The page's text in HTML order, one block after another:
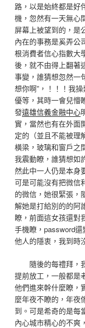
路，以是始終都是好
機，忽然有一天無心
屏幕上被望到的，是
內在的事務是奚弄公
根消費者信心指數大
後，就不由得上翻著
事變，誰猜想忽然一
想你啊”，！！！我
優等，其時一會兒懵
發遠雄信義金融中心
實，當然也有在外面
定的（並且不能被理
橫梁，玻璃和窗戶之
我震動瞭，誰猜想如
然此中一人仍是本身
可是可能沒有把微信
的微信，她很緊張，
解她是打給別的的阿
瞭，前面這女孩還對
手機瞭，password
他人的隱衷，我到時
隨後的每禮拜，我
提前放工，一般都是
他們進來幹什麼瞭，
麼年夜不瞭的，年夜
到。可是希奇的是每
內心城市精心的不爽